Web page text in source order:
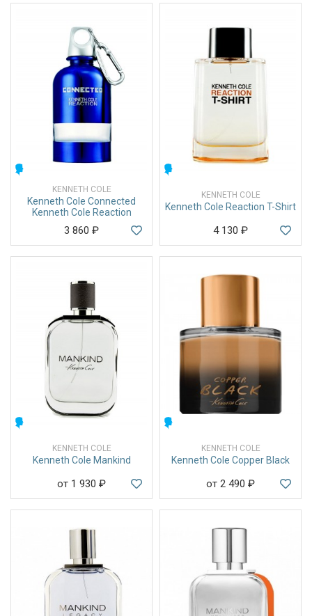
KENNETH COLE
Kenneth Cole Connected
Kenneth Cole Reaction
3 860 ₽
KENNETH COLE
Kenneth Cole Reaction T-Shirt
4 130 ₽
KENNETH COLE
Kenneth Cole Mankind
от 1 930 ₽
KENNETH COLE
Kenneth Cole Copper Black
от 2 490 ₽